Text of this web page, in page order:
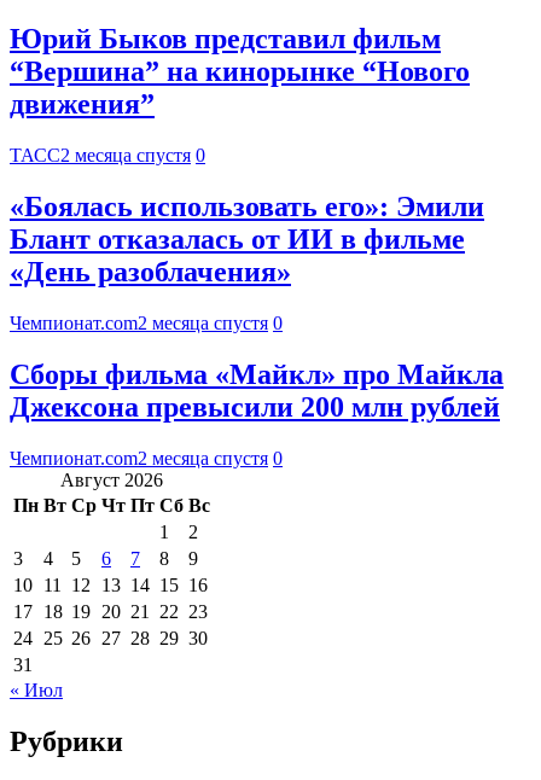
Юрий Быков представил фильм
“Вершина” на кинорынке “Нового
движения”
ТАСС2 месяца спустя 0
«Боялась использовать его»: Эмили
Блант отказалась от ИИ в фильме
«День разоблачения»
Чемпионат.com2 месяца спустя 0
Сборы фильма «Майкл» про Майкла
Джексона превысили 200 млн рублей
Чемпионат.com2 месяца спустя 0
Август 2026
Пн Вт Ср Чт Пт Сб Вс
1
2
3
4 5 6 7 8
9
10 11 12 13 14 15 16
17 18 19 20 21 22 23
24 25 26 27 28 29 30
31
« Июл
Рубрики